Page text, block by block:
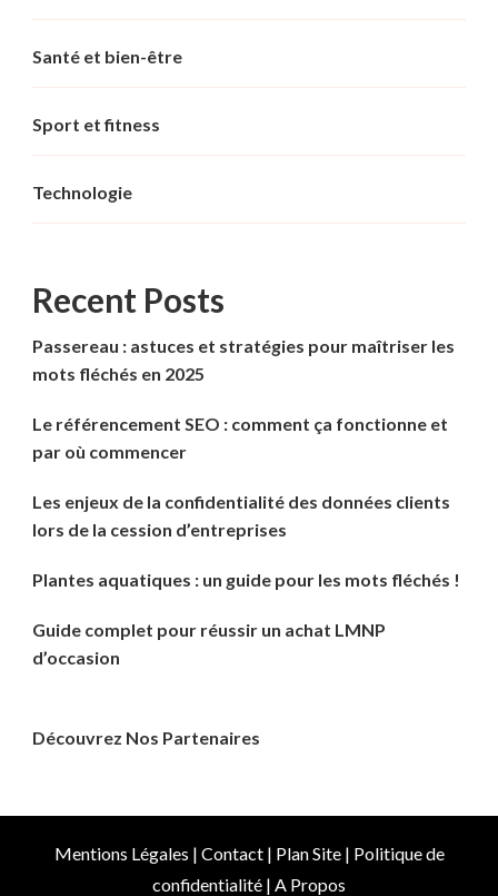
Santé et bien-être
Sport et fitness
Technologie
Recent Posts
Passereau : astuces et stratégies pour maîtriser les
mots fléchés en 2025
Le référencement SEO : comment ça fonctionne et
par où commencer
Les enjeux de la confidentialité des données clients
lors de la cession d’entreprises
Plantes aquatiques : un guide pour les mots fléchés !
Guide complet pour réussir un achat LMNP
d’occasion
Découvrez Nos Partenaires
Mentions Légales | Contact| Plan Site| Politique de
confidentialité | A Propos